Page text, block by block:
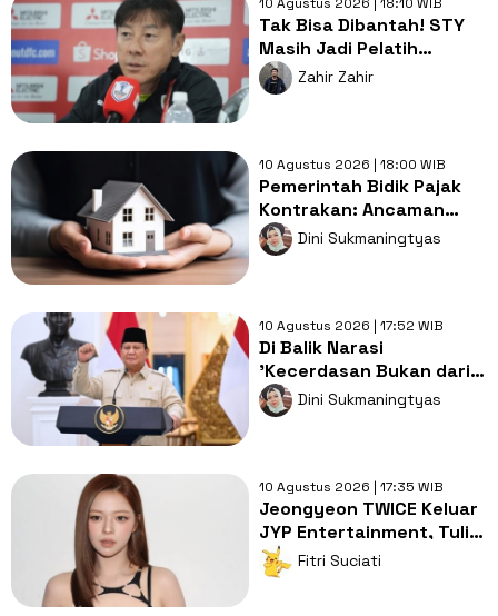
Tak Bisa Dibantah! STY
Masih Jadi Pelatih
Terbaik bagi Timnas
Indonesia
Zahir Zahir
10 Agustus 2026 | 18:00 WIB
Pemerintah Bidik Pajak
Kontrakan: Ancaman
Baru bagi Hunian
Terjangkau
Dini Sukmaningtyas
10 Agustus 2026 | 17:52 WIB
Di Balik Narasi
'Kecerdasan Bukan dari
Sekolah': Mengingatkan
Kembali Tanggung Jawab
Dini Sukmaningtyas
10 Agustus 2026 | 17:35 WIB
Jeongyeon TWICE Keluar
JYP Entertainment, Tulis
Surat Hangat untuk Fans
Fitri Suciati